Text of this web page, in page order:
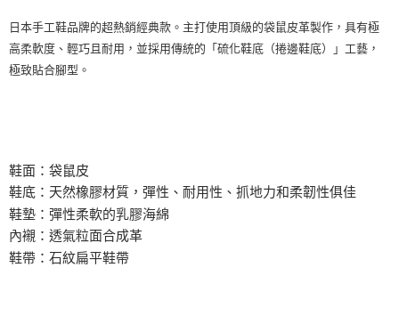
日本手工鞋品牌的超熱銷經典款。主打使用頂級的袋鼠皮革製作，具有極
高柔軟度、輕巧且耐用，並採用傳統的「硫化鞋底（捲邊鞋底）」工藝，
極致貼合腳型。
鞋面：袋鼠皮
鞋底 ：天然橡膠材質，彈性、耐用性、抓地力和柔韌性俱佳
鞋墊：彈性柔軟的乳膠海綿
內襯：透氣粒面合成革
鞋帶：石紋扁平鞋帶